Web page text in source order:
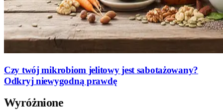
Czy twój mikrobiom jelitowy jest sabotażowany?
Odkryj niewygodną prawdę
Wyróżnione